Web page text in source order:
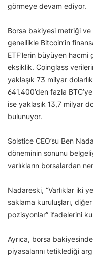
görmeye devam ediyor.
Borsa bakiyesi metriği ve
genellikle Bitcoin’in
ETF’lerin büyüyen hacmi
eksiklik. Coinglass
yaklaşık 73 milyar
641.400’den fazla
ise yaklaşık 13,7 milyar
bulunuyor.
Solstice CEO’su Ben
döneminin sonunu
varlıkların borsalardan
Nadareski, “Varlıklar iki
saklama kuruluşları,
pozisyonlar” ifadelerini
Ayrıca, borsa
piyasalarını tetiklediği